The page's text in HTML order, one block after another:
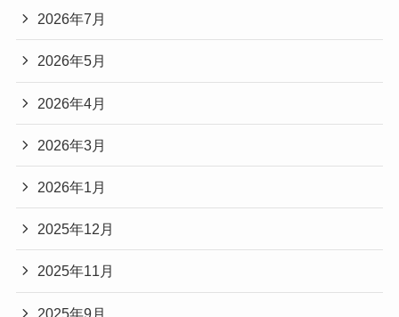
2026年7月
2026年5月
2026年4月
2026年3月
2026年1月
2025年12月
2025年11月
2025年9月